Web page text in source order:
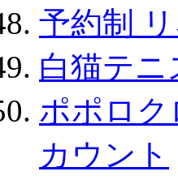
予約制
白猫テニ
ポポロク
カウント